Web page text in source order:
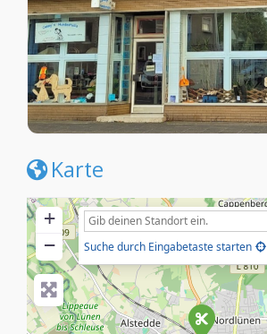
Karte
+
−
Suche durch Eingabetaste starten